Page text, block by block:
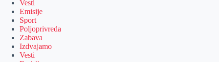
Vesti
Emisije
Sport
Poljoprivreda
Zabava
Izdvajamo
Vesti